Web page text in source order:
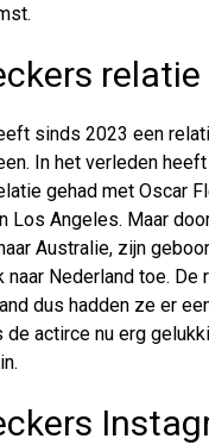
relatie
sinds 2023 een
In het verleden
gehad met Oscar
Los Angeles. Maar
Australie, zijn
naar Nederland toe.
dus hadden ze er
de actirce nu erg